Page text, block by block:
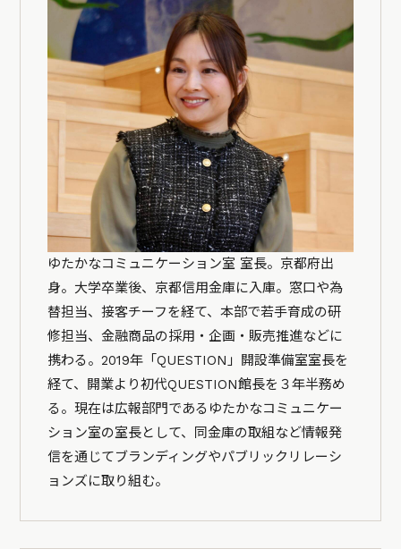
ゆたかなコミュニケーション室 室長。京都府出
身。大学卒業後、京都信用金庫に入庫。窓口や為
替担当、接客チーフを経て、本部で若手育成の研
修担当、金融商品の採用・企画・販売推進などに
携わる。2019年「QUESTION」開設準備室室長を
経て、開業より初代QUESTION館長を３年半務め
る。現在は広報部門であるゆたかなコミュニケー
ション室の室長として、同金庫の取組など情報発
信を通じてブランディングやパブリックリレーシ
ョンズに取り組む。